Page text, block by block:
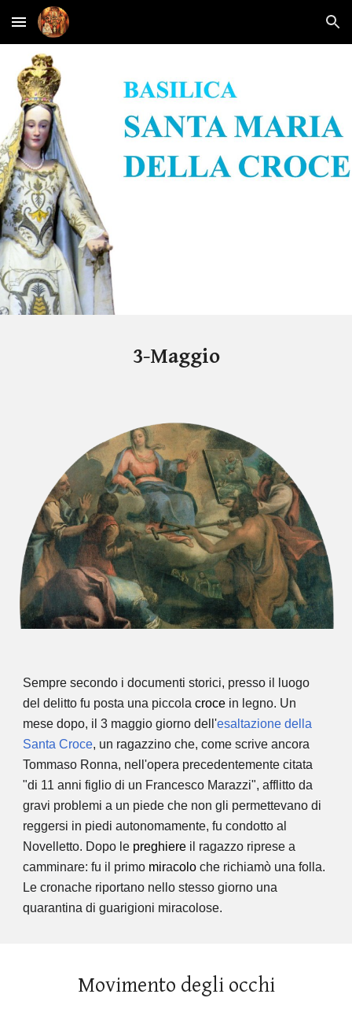
Skip to main content Skip to navigation
3-Maggio
Sempre secondo i documenti storici, presso il luogo
del delitto fu posta una piccolacroce in legno. Un
mese dopo, il 3 maggio giorno dell'esaltazione della
Santa Croce, un ragazzino che, come scrive ancora
Tommaso Ronna, nell'opera precedentemente citata
"di 11 anni figlio di un Francesco Marazzi", afflitto da
gravi problemi a un piede che non gli permettevano di
reggersi in piedi autonomamente, fu condotto al
Novelletto. Dopo le preghiere il ragazzo riprese a
camminare: fu il primo miracolo che richiamò una folla.
Le cronache riportano nello stesso giorno una
quarantina di guarigioni miracolose.
Movimento degli occhi